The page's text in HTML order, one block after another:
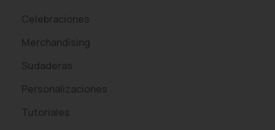
Celebraciones
Merchandising
Sudaderas
Personalizaciones
Tutoriales